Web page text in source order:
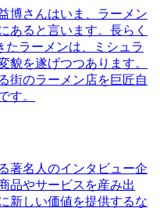
博さんはいま、ラーメン
あると言います。長らく
ラーメンは、ミシュラ
貌を遂げつつあります。
街のラーメン店を巨匠自
す。
著名人のインタビュー企
品やサービスを産み出
新しい価値を提供するな